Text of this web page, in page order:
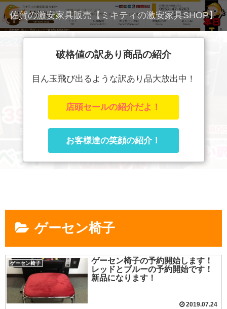
佐賀の激安家具販売【ミキティの激安家具SHOP】
破格値の訳あり商品の紹介
目ん玉飛び出るような訳あり品大放出中！
店頭セールの紹介だよ！
お客様達の笑顔の紹介！
ゲーセン椅子
ゲーセン椅子
ゲーセン椅子の予約開始します！
レッドとブルーの予約開始です！
新品になります！
2019.07.24